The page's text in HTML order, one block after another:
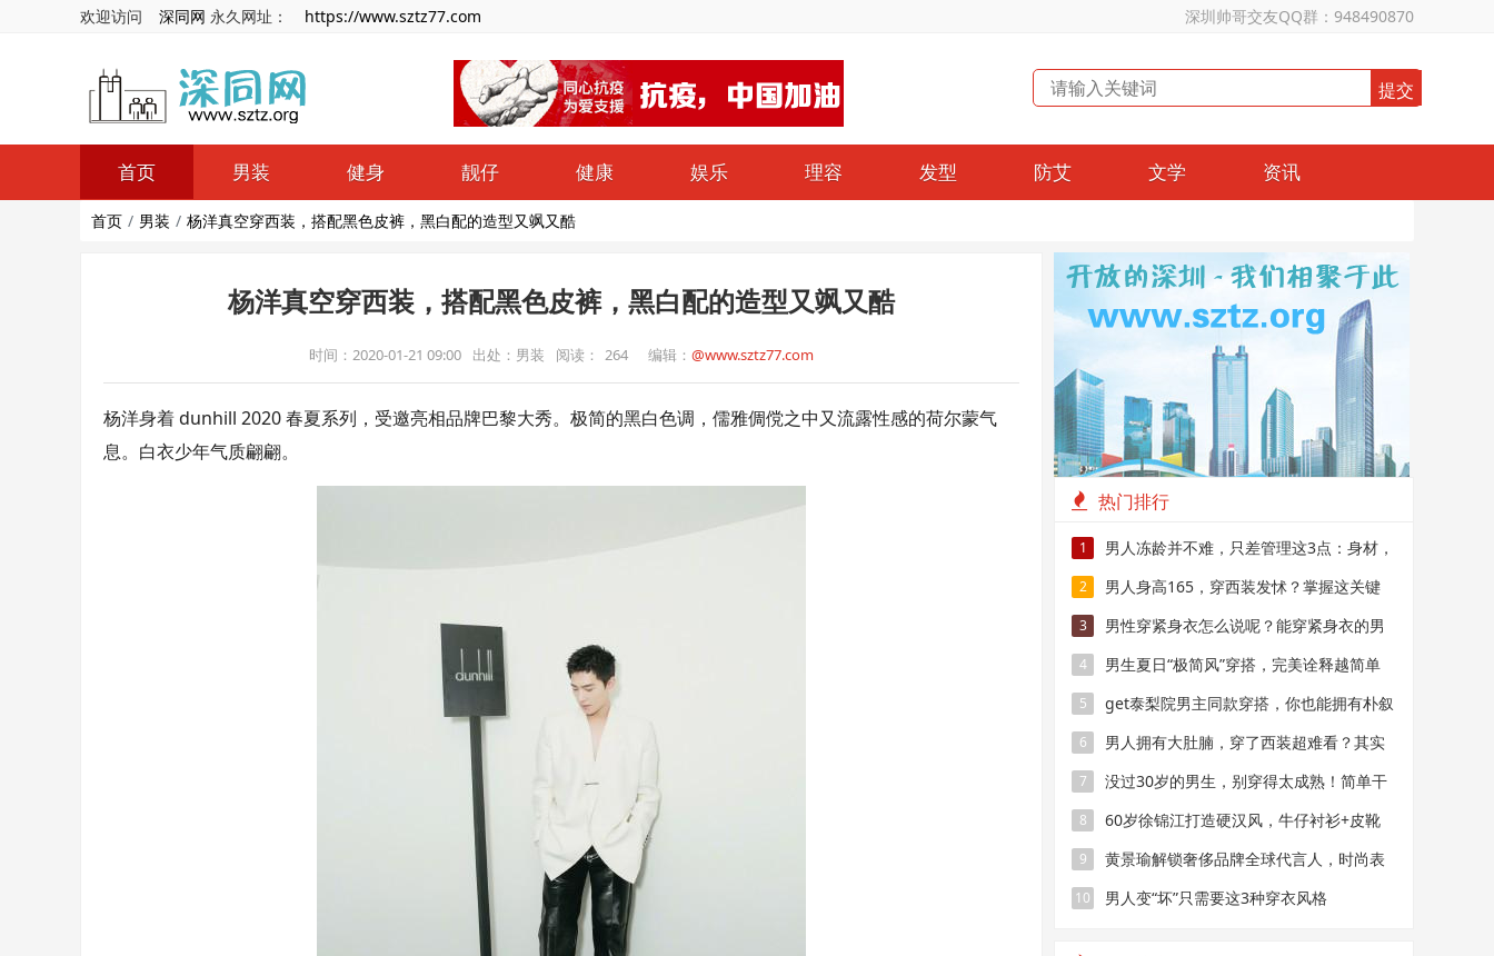
欢迎访问 深同网 永久网址： https://www.sztz77.com 深圳帅哥交友QQ群：948490870
首页 男装 健身 靓仔 健康 娱乐 理容 发型 防艾 文学 资讯
首页 男装 杨洋真空穿西装，搭配黑色皮裤，黑白配的造型又飒又酷
杨洋真空穿西装，搭配黑色皮裤，黑白配的造型又飒又酷
时间：2020-01-21 09:00 出处：男装 阅读： 264 编辑：@www.sztz77.com
杨洋身着 dunhill 2020 春夏系列，受邀亮相品牌巴黎大秀。极简的黑白色调，儒雅倜傥之中又流露性感的荷尔蒙气
息。白衣少年气质翩翩。
热门排行
1
男人冻龄并不难，只差管理这3点：身材，
衣品，相貌
2
男人身高165，穿西装发怵？掌握这关键
处，穿出175
3
男性穿紧身衣怎么说呢？能穿紧身衣的男
性，首先能满足这4个条件
4
男生夏日“极简风”穿搭，完美诠释越简单
越帅气
5
get泰梨院男主同款穿搭，你也能拥有朴叙
俊一样的男神气质！
6
男人拥有大肚腩，穿了西装超难看？其实
显瘦超简单
7
没过30岁的男生，别穿得太成熟！简单干
净的T恤搭配，帅气又减龄
8
60岁徐锦江打造硬汉风，牛仔衬衫+皮靴
够时髦
9
黄景瑜解锁奢侈品牌全球代言人，时尚表
现力真好
10 男人变“坏”只需要这3种穿衣风格